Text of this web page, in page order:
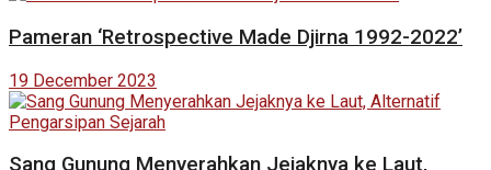
Pameran ‘Retrospective Made Djirna 1992-2022’
19 December 2023
Sang Gunung Menyerahkan Jejaknya ke Laut,